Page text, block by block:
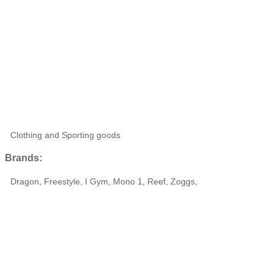
Clothing and Sporting goods
Brands:
Dragon, Freestyle, I Gym, Mono 1, Reef, Zoggs,